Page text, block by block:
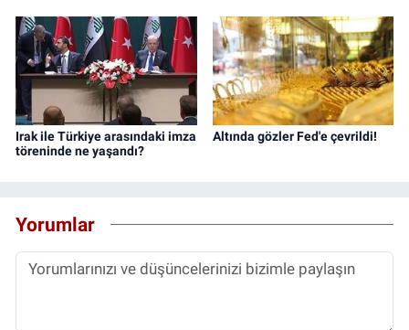
Irak ile Türkiye arasındaki imza
töreninde ne yaşandı?
Altında gözler Fed'e çevrildi!
Yorumlar